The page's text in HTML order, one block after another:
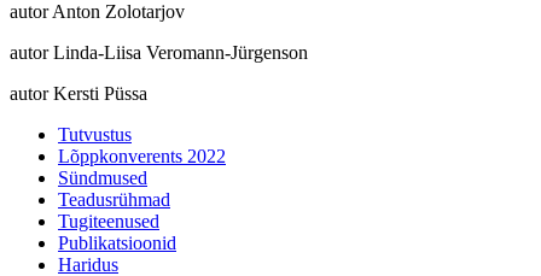
autor Anton Zolotarjov
autor Linda-Liisa Veromann-Jürgenson
autor Kersti Püssa
Tutvustus
Lõppkonverents 2022
Sündmused
Teadusrühmad
Tugiteenused
Publikatsioonid
Haridus